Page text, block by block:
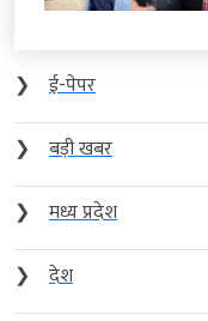
❯
ई-पेपर
❯
बड़ी खबर
❯
मध्य प्रदेश
❯
देश